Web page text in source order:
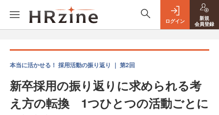
ログイン
新規
会員登録
本当に活かせる！ 採用活動の振り返り ｜ 第2回
新卒採用の振り返りに求められる考
え方の転換 1つひとつの活動ごとに